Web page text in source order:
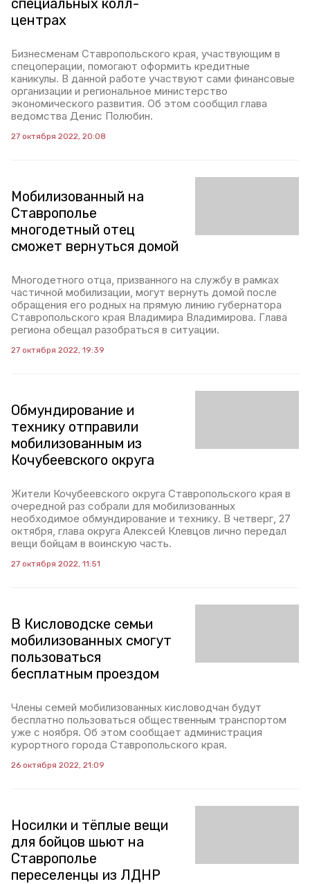
специальных колл-
центрах
Бизнесменам Ставропольского края, участвующим в
спецоперации, помогают оформить кредитные
каникулы. В данной работе участвуют сами финансовые
организации и региональное министерство
экономического развития. Об этом сообщил глава
ведомства Денис Полюбин.
27 октября 2022, 20:08
Мобилизованный на
Ставрополье
многодетный отец
сможет вернуться домой
Многодетного отца, призванного на службу в рамках
частичной мобилизации, могут вернуть домой после
обращения его родных на прямую линию губернатора
Ставропольского края Владимира Владимирова. Глава
региона обещал разобраться в ситуации.
27 октября 2022, 19:39
Обмундирование и
технику отправили
мобилизованным из
Кочубеевского округа
Жители Кочубеевского округа Ставропольского края в
очередной раз собрали для мобилизованных
необходимое обмундирование и технику. В четверг, 27
октября, глава округа Алексей Клевцов лично передал
вещи бойцам в воинскую часть.
27 октября 2022, 11:51
В Кисловодске семьи
мобилизованных смогут
пользоваться
бесплатным проездом
Члены семей мобилизованных кисловодчан будут
бесплатно пользоваться общественным транспортом
уже с ноября. Об этом сообщает администрация
курортного города Ставропольского края.
26 октября 2022, 21:09
Носилки и тёплые вещи
для бойцов шьют на
Ставрополье
переселенцы из ЛДНР